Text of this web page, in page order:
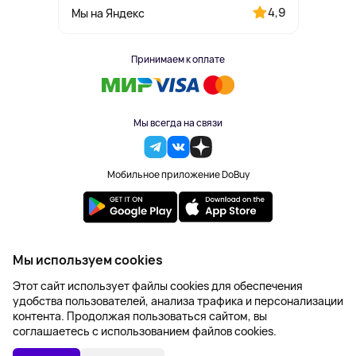
Мы на Яндекс 4,9
Принимаем к оплате
Мы всегда на связи
Мобильное приложение DoBuy
2023-2026 © DoBuy. Все права защищены
Правила обработки персональных данных
Пользовательское соглашение
Оферта
Создание сайта – NetLab
Мы используем cookies
Этот сайт использует файлы cookies для обеспечения
удобства пользователей, анализа трафика и персонализации
контента. Продолжая пользоваться сайтом, вы
соглашаетесь с использованием файлов cookies.